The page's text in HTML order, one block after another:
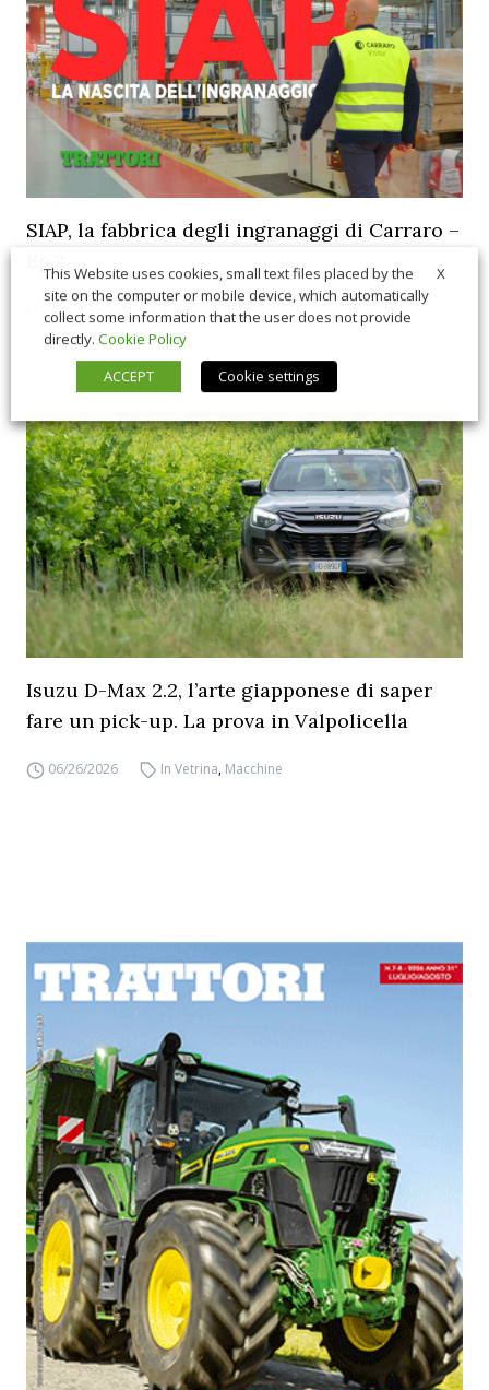
SIAP, la fabbrica degli ingranaggi di Carraro –
07/21/2026 In Vetrina Interviste
Isuzu D-Max 2.2, l’arte giapponese di saper
fare un pick-up. La prova in Valpolicella
06/26/2026 In Vetrina, Macchine
X
This Website uses cookies, small text files placed by the
site on the computer or mobile device, which automatically
collect some information that the user does not provide
directly. Cookie Policy
ACCEPT
Cookie settings